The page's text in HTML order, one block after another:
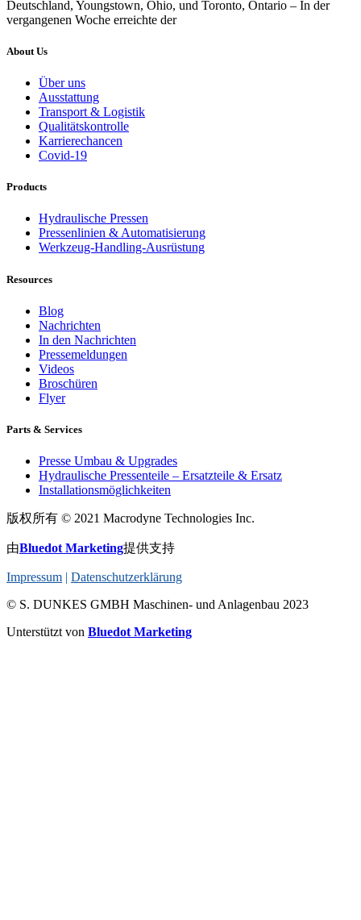
Deutschland, Youngstown, Ohio, und Toronto, Ontario – In der
vergangenen Woche erreichte der
About Us
Über uns
Ausstattung
Transport & Logistik
Qualitätskontrolle
Karrierechancen
Covid-19
Products
Hydraulische Pressen
Pressenlinien & Automatisierung
Werkzeug-Handling-Ausrüstung
Resources
Blog
Nachrichten
In den Nachrichten
Pressemeldungen
Videos
Broschüren
Flyer
Parts & Services
Presse Umbau & Upgrades
Hydraulische Pressenteile – Ersatzteile & Ersatz
Installationsmöglichkeiten
版权所有 © 2021 Macrodyne Technologies Inc.
由Bluedot Marketing提供支持
Impressum | Datenschutzerklärung
© S. DUNKES GMBH Maschinen- und Anlagenbau 2023
Unterstützt von Bluedot Marketing